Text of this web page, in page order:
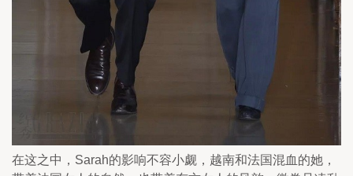
在这之中，Sarah的影响不容小觑，越南和法国混血的她，